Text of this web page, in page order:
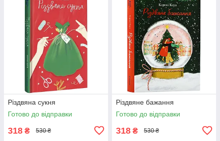
Різдвяна сукня
Готово до відправки
318 ₴ 530 ₴
Різдвяне бажання
Готово до відправки
318 ₴ 530 ₴